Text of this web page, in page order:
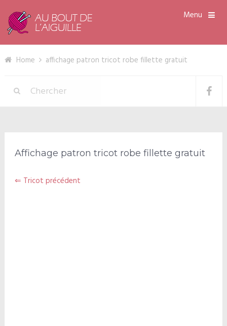
Menu
Home affichage patron tricot robe fillette gratuit
Affichage patron tricot robe fillette gratuit
⇐ Tricot précédent